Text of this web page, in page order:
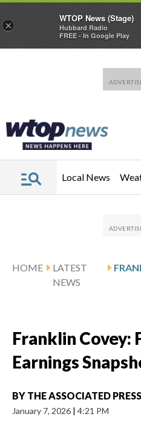
Local News
HOME
LATEST
NEWS
Franklin Covey:
Earnings
BY THE ASSOCIATED PRESS
January 7, 2026 | 4:21 PM
×
WTOP News (Stage)
Hubbard Radio
FREE - In Google Play